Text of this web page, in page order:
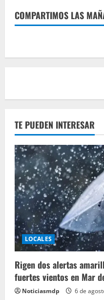
COMPARTIMOS LAS
TE PUEDEN INTERESAR
LOCALES
Rigen dos alertas
fuertes vientos en Mar
Noticiasmdp 6 de